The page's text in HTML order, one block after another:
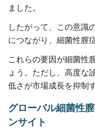
ました。
したがって、この意識
につながり、細菌性膣
これらの要因が細菌性
ょう。ただし、高度な
低さが市場成長を抑制
グローバル細菌性
ンサイト